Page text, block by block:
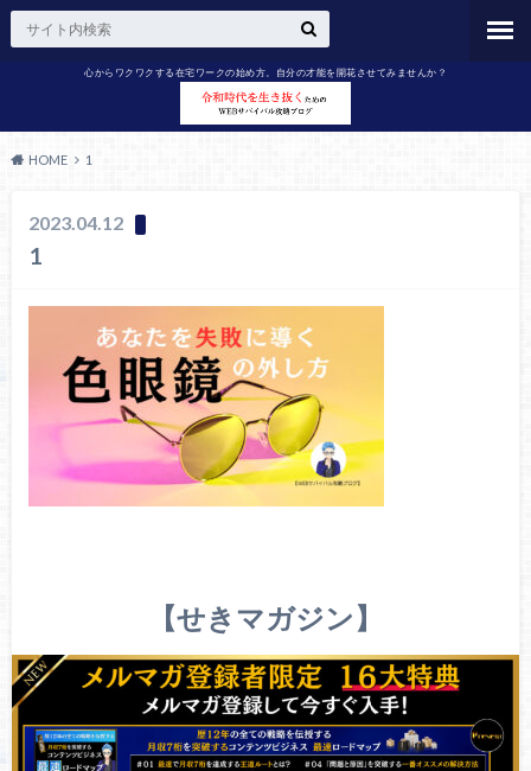
心からワクワクする在宅ワークの始め方。自分の才能を開花させてみませんか？
HOME 1
2023.04.12
1
【せきマガジン】